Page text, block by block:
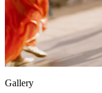
Gallery